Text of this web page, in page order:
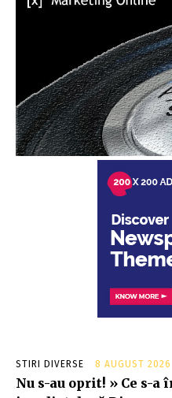
STIRI DIVERSE 8 AUGUST 2026
Nu s-au oprit! » Ce s-